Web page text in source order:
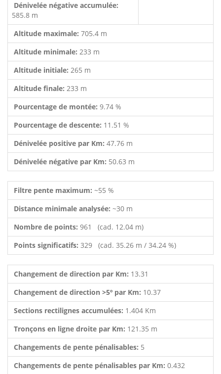
Dénivelée négative accumulée:
585.8 m
Altitude maximale: 705.4 m
Altitude minimale: 233 m
Altitude initiale: 265 m
Altitude finale: 233 m
Pourcentage de montée: 9.74 %
Pourcentage de descente: 11.51 %
Dénivelée positive par Km: 47.76 m
Dénivelée négative par Km: 50.63 m
Filtre pente maximum: ~55 %
Distance minimale analysée: ~30 m
Nombre de points: 961 (cad. 12.04 m)
Points significatifs: 329 (cad. 35.26 m / 34.24 %)
Changement de direction par Km: 13.31
Changement de direction >5º par Km: 10.37
Sections rectilignes accumulées: 1.404 Km
Tronçons en ligne droite par Km: 121.35 m
Changements de pente pénalisables: 5
Changements de pente pénalisables par Km: 0.432